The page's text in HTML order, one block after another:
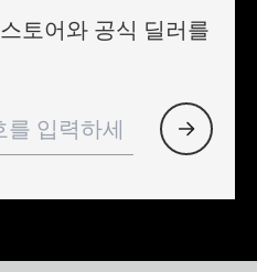
토어와 공식 딜러를